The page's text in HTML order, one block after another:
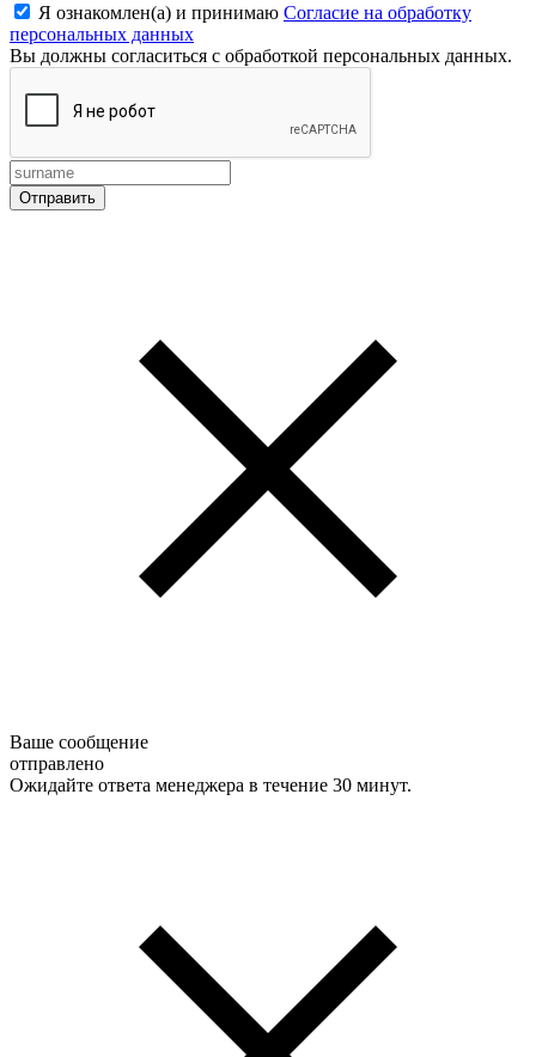
Я ознакомлен(а) и принимаю Согласие на обработку
персональных данных
Вы должны согласиться с обработкой персональных данных.
Ваше сообщение
отправлено
Ожидайте ответа менеджера в течение 30 минут.